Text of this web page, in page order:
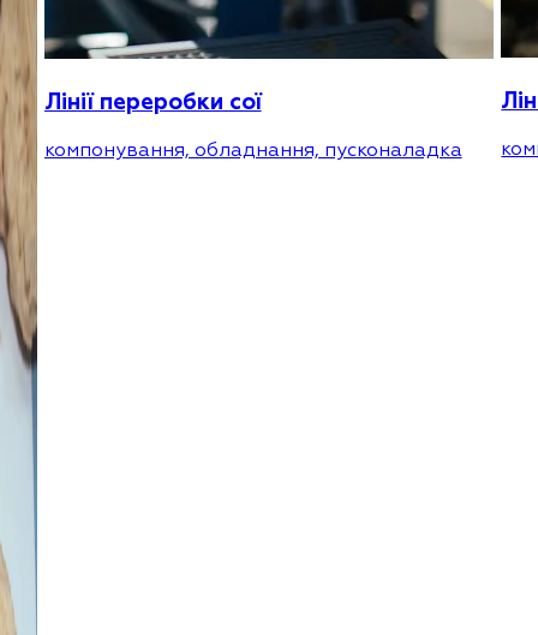
Лінії переробки сої
компонування, обладнання, пусконаладка